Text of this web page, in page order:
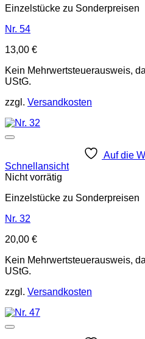
Einzelstücke zu Sonderpreisen
Nr. 54
13,00 €
Kein Mehrwertsteuerausweis,
UStG.
zzgl. Versandkosten
Auf die
Schnellansicht
Nicht vorrätig
Einzelstücke zu Sonderpreisen
Nr. 32
20,00 €
Kein Mehrwertsteuerausweis,
UStG.
zzgl. Versandkosten